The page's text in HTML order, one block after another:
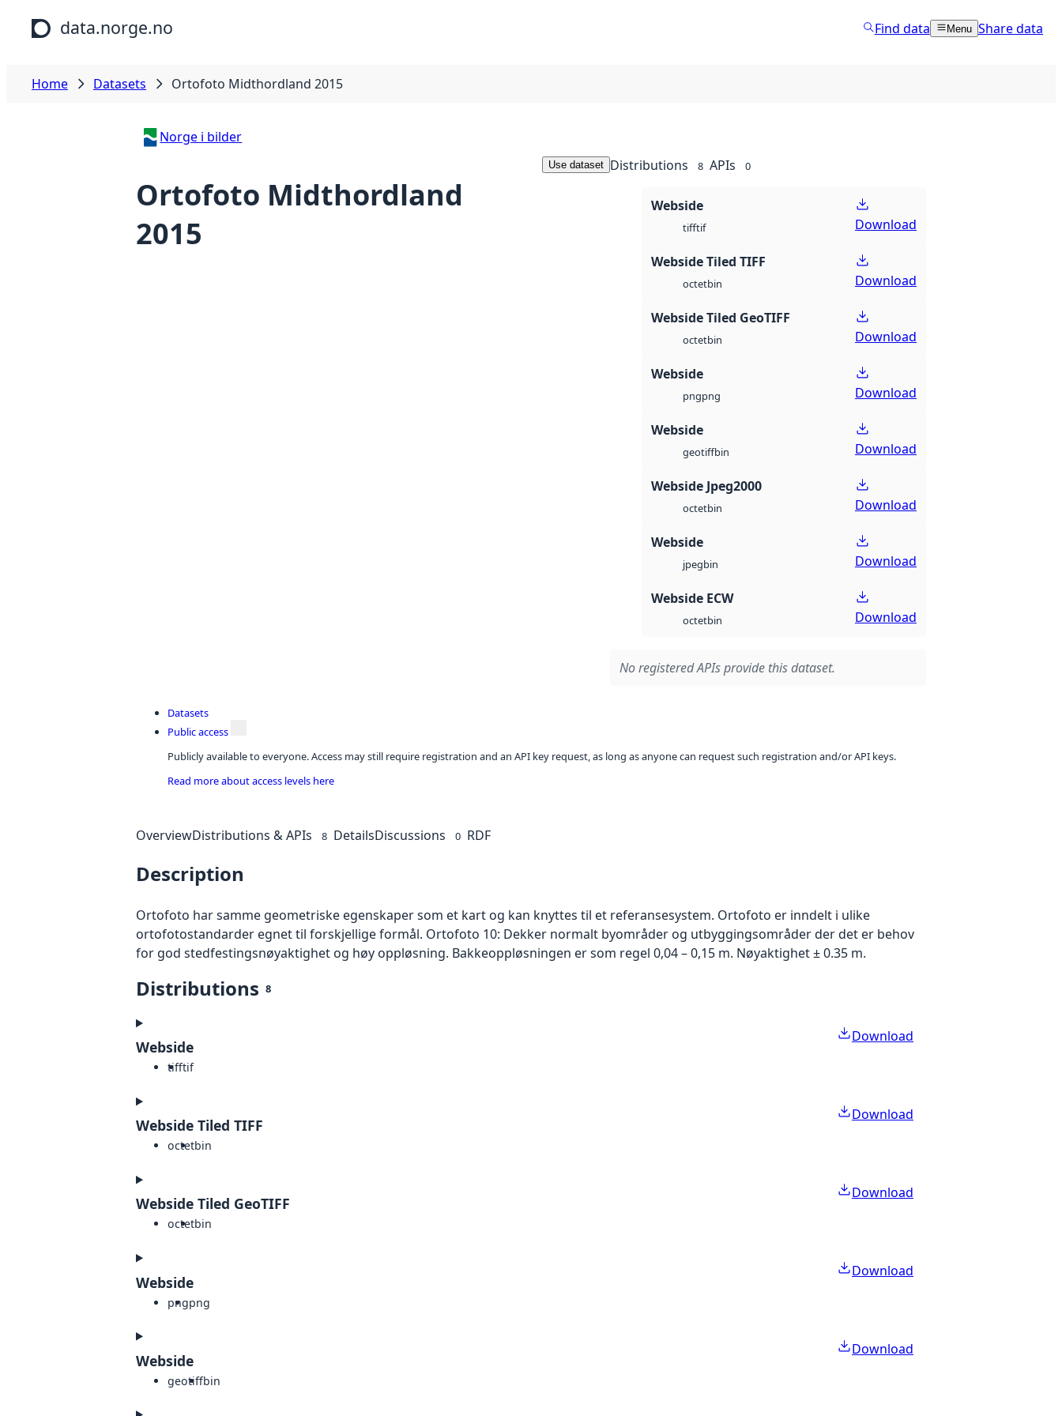
Skip to main content
data.norge.no Find data Menu Share data
Home Datasets Ortofoto Midthordland 2015
Norge i bilder
Ortofoto Midthordland
2015
Use dataset Distributions 8 APIs 0
Webside
tifftif Download
Webside Tiled TIFF
octetbin Download
Webside Tiled GeoTIFF
octetbin Download
Webside
pngpng Download
Webside
geotiffbin Download
Webside Jpeg2000
octetbin Download
Webside
jpegbin Download
Webside ECW
octetbin Download
No registered APIs provide this dataset.
Datasets
Public access
Publicly available to everyone. Access may still require registration and an API key request, as long as anyone can request such registration and/or API keys.
Read more about access levels here
OverviewDistributions & APIs 8 DetailsDiscussions 0 RDF
Description
Ortofoto har samme geometriske egenskaper som et kart og kan knyttes til et referansesystem. Ortofoto er inndelt i ulike
ortofotostandarder egnet til forskjellige formål. Ortofoto 10: Dekker normalt byområder og utbyggingsområder der det er behov
for god stedfestingsnøyaktighet og høy oppløsning. Bakkeoppløsningen er som regel 0,04 – 0,15 m. Nøyaktighet ± 0.35 m.
Distributions 8
Webside
tifftif
Download
Webside Tiled TIFF
octetbin
Download
Webside Tiled GeoTIFF
octetbin
Download
Webside
pngpng
Download
Webside
geotiffbin
Download